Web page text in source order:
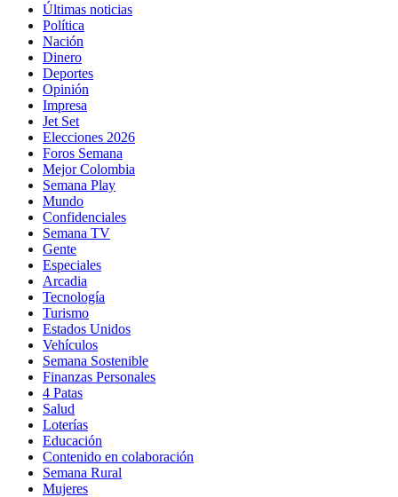
Últimas noticias
Política
Nación
Dinero
Deportes
Opinión
Impresa
Jet Set
Elecciones 2026
Foros Semana
Mejor Colombia
Semana Play
Mundo
Confidenciales
Semana TV
Gente
Especiales
Arcadia
Tecnología
Turismo
Estados Unidos
Vehículos
Semana Sostenible
Finanzas Personales
4 Patas
Salud
Loterías
Educación
Contenido en colaboración
Semana Rural
Mujeres